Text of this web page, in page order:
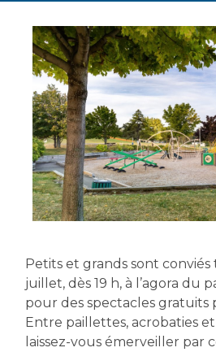
Petits et grands sont conviés
juillet, dès 19 h, à l’agora du
pour des spectacles gratuits
Entre paillettes, acrobaties
laissez-vous émerveiller par